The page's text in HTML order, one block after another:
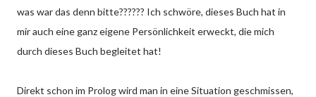
was war das denn bitte?????? Ich schwöre, dieses Buch hat in
mir auch eine ganz eigene Persönlichkeit erweckt, die mich
durch dieses Buch begleitet hat!
Direkt schon im Prolog wird man in eine Situation geschmissen,